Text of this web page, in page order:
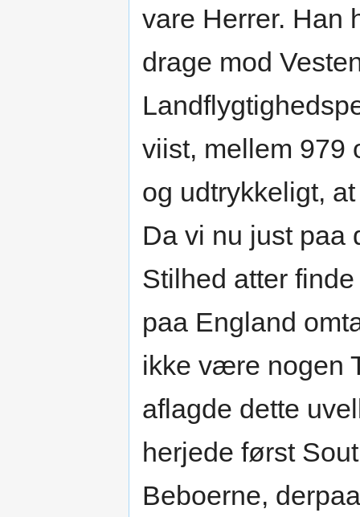
vare Herrer. Han
drage mod
viist, mellem 979
og udtrykkeligt,
Da vi nu just paa
Stilhed atter
paa England
ikke være nogen
aflagde dette
herjede først
Beboerne,